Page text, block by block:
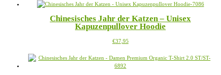
auf
Produktseite
gewählt
weist
Varianten
auf.
Optionen
auf
Chinesisches Jahr der Katzen – Unisex
Kapuzenpullover Hoodie
€37,95Dieses
weist